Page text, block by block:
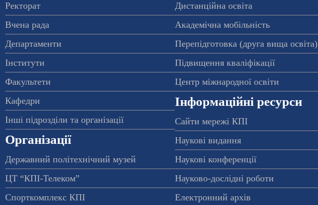
Ректорат
Вчена рада
Департаменти
Інститути
Факультети
Кафедри
Інші підрозділи та організації
Організації
Державний політехнічний музей
ЦТ “КПІ-Телеком”
Спорткомплекс КПІ
Дистанційна освіта
Академічна мобільність
Перепідготовка (друга вища освіта)
Підвищення кваліфікації
Центр міжнародної освіти
Інформаційні ресурси
Сайти мережі КПІ
Наукові видання
Наукові конференції
Науково-дослідні роботи
Електронний архів